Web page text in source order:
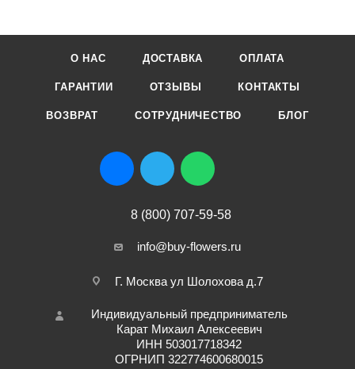
О НАС ДОСТАВКА ОПЛАТА
ГАРАНТИИ ОТЗЫВЫ КОНТАКТЫ
ВОЗВРАТ СОТРУДНИЧЕСТВО БЛОГ
8 (800) 707-59-58
info@buy-flowers.ru
Г. Москва ул Шолохова д.7
Индивидуальный предприниматель
Карат Михаил Алексеевич
ИНН 503017718342
ОГРНИП 322774600680015